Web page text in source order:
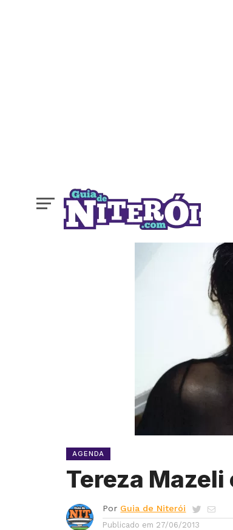
AGENDA
Tereza Mazeli
Por Guia de Niterói
Publicado em 27/06/2013